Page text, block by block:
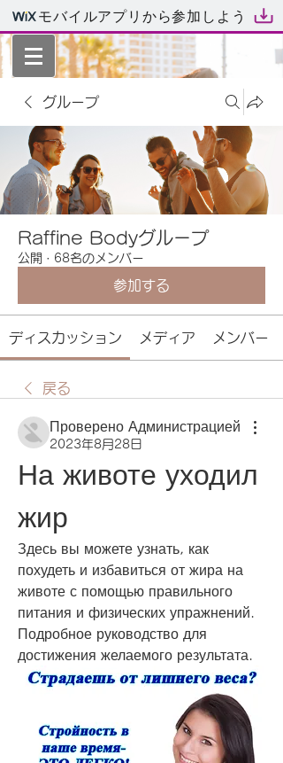
モバイルアプリから参加しよう
グループ
Raffine Bodyグループ
公開 · 68名のメンバー
参加する
ディスカッション メディア メンバー
戻る
Проверено Администрацией
2023年8月28日
На животе уходил
жир
Здесь вы можете узнать, как
похудеть и избавиться от жира на
животе с помощью правильного
питания и физических упражнений.
Подробное руководство для
достижения желаемого результата.